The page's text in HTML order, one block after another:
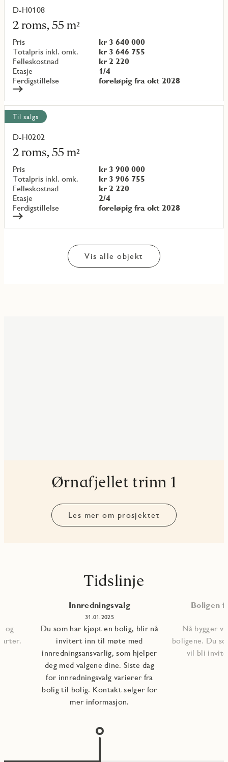
D-H0108
2 roms, 55 m²
Pris
kr 3 640 000
Totalpris inkl. omk.
kr 3 646 755
Felleskostnad
kr 2 220
Etasje
1/4
Ferdigstillelse
foreløpig fra okt 2028
Les
mer
om
objekt
{objectNumber}
Til salgs
D-H0202
2 roms, 55 m²
Pris
kr 3 900 000
Totalpris inkl. omk.
kr 3 906 755
Felleskostnad
kr 2 220
Etasje
2/4
Ferdigstillelse
foreløpig fra okt 2028
Les
mer
om
objekt
{objectNumber}
Vis alle objekt
Ørnafjellet trinn 1
Les mer om prosjektet
Tidslinje
og
Innredningsvalg
31.01.2025
Du som har kjøpt en bolig, blir nå
invitert inn til møte med
innredningsansvarlig, som hjelper
deg med valgene dine. Siste dag
for innredningsvalg varierer fra
bolig til bolig. Kontakt selger for
mer informasjon.
Boligen
Nå bygger
boligene. Du
vil bli